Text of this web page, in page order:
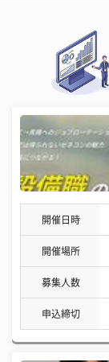
開催日時
開催場所
募集人数
申込締切